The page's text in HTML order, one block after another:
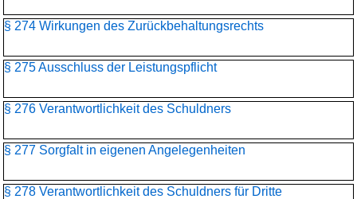
§ 274 Wirkungen des Zurückbehaltungsrechts
§ 275 Ausschluss der Leistungspflicht
§ 276 Verantwortlichkeit des Schuldners
§ 277 Sorgfalt in eigenen Angelegenheiten
§ 278 Verantwortlichkeit des Schuldners für Dritte